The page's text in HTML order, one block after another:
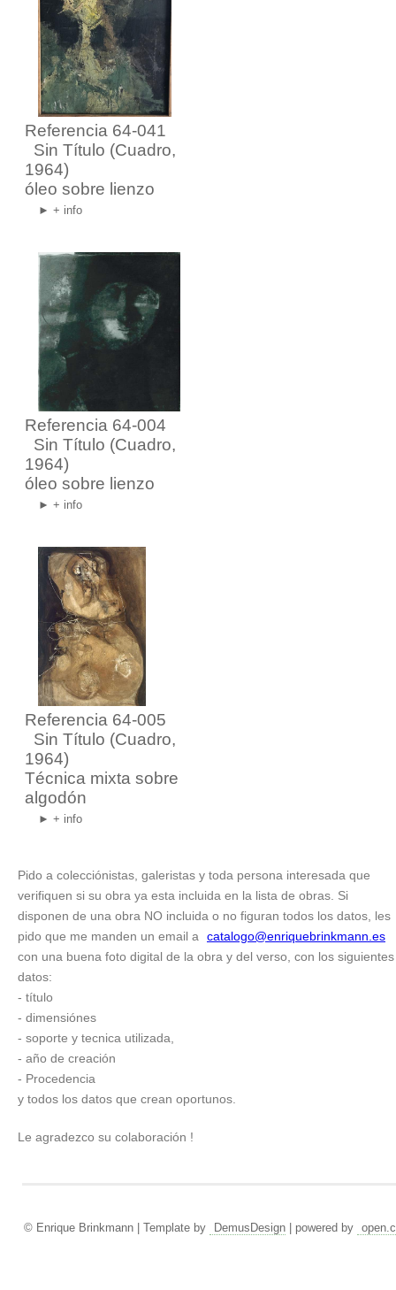
Referencia 64-041
Sin Título (Cuadro,
1964)
óleo sobre lienzo
► + info
Referencia 64-004
Sin Título (Cuadro,
1964)
óleo sobre lienzo
► + info
Referencia 64-005
Sin Título (Cuadro,
1964)
Técnica mixta sobre
algodón
► + info
Pido a colecciónistas, galeristas y toda persona interesada que
verifiquen si su obra ya esta incluida en la lista de obras. Si
disponen de una obra NO incluida o no figuran todos los datos, les
pido que me manden un email a
catalogo@enriquebrinkmann.es
con una buena foto digital de la obra y del verso, con los siguientes
datos:
- título
- dimensiónes
- soporte y tecnica utilizada,
- año de creación
- Procedencia
y todos los datos que crean oportunos.
Le agradezco su colaboración !
© Enrique Brinkmann | Template by DemusDesign| powered by